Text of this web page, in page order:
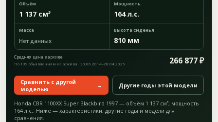
Объём
1 137 см³
Мощность
164 л.с.
Масса
Нет данных
Высота сиденья
810 мм
Средняя цена в архиве 266 877 ₽
По 139 объявлениям из архива · 30.06.2014–28.04.2025
Сравнить с другой
моделью
→ Другие годы этой модели
Honda CBR 1100XX Super Blackbird 1997 — объём 1 137 см³, мощность
164 л.с.. Ниже — характеристики, другие годы и модели для
сравнения.